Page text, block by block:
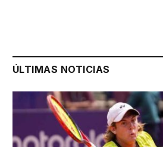
ÚLTIMAS NOTICIAS